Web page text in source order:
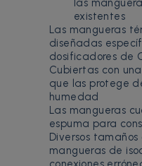
las
existentes
Las mangueras
diseñadas
dosificadores de
Cubiertas con
que las protege
humedad
Las mangueras
espuma para
Diversos
mangueras de